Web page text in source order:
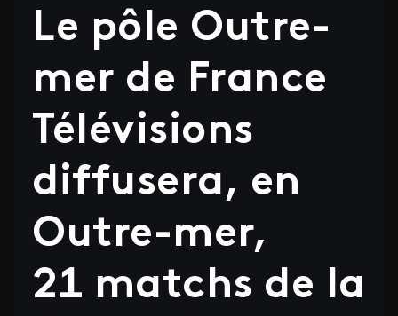
Le pôle Outre-
mer de France
Télévisions
diffusera, en
Outre-mer,
21 matchs de la